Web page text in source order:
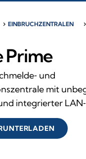
chevron_rightEINBRUCHZENTRALEN
Prime
und
mit
integrierter